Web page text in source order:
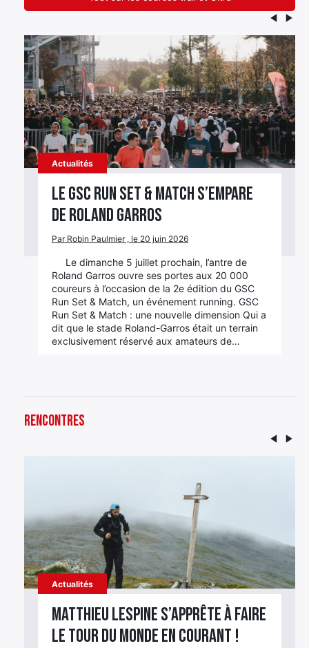
Actualités
Le GSC Run Set & Match s’empare
de Roland Garros
Par Robin Paulmier , le 20 juin 2026
Le dimanche 5 juillet prochain, l’antre de
Roland Garros ouvre ses portes aux 20 000
coureurs à l’occasion de la 2e édition du GSC
Run Set & Match, un événement running. GSC
Run Set & Match : une nouvelle dimension Qui a
dit que le stade Roland-Garros était un terrain
exclusivement réservé aux amateurs de…
Rencontres
Actualités
Matthieu Lespine s’apprête à faire
le tour du monde en courant !
×
Rechercher